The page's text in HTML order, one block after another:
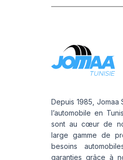
Depuis 1985,
l’automobile en
sont au cœur de
large gamme de
besoins
garanties grâce à